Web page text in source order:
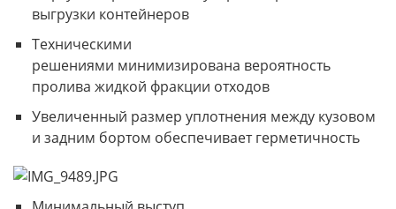
выгрузки контейнеров
Техническими
решениями минимизирована вероятность
пролива жидкой фракции отходов
Увеличенный размер уплотнения между кузовом
и задним бортом обеспечивает герметичность